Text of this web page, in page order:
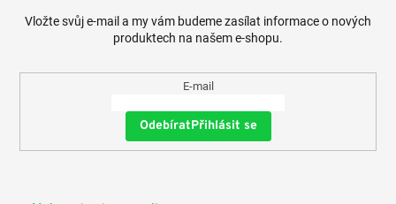
Vložte svůj e-mail a my vám budeme zasílat informace o nových
produktech na našem e-shopu.
E-mail
Přihlásit se